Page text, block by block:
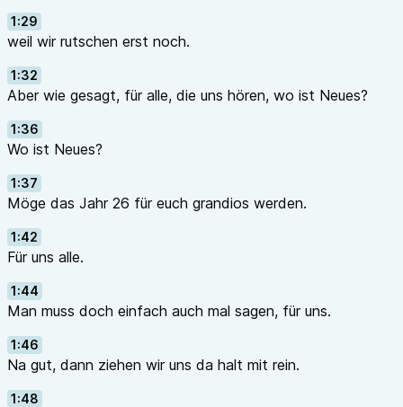
1:29
weil wir rutschen erst noch.
1:32
Aber wie gesagt, für alle, die uns hören, wo ist Neues?
1:36
Wo ist Neues?
1:37
Möge das Jahr 26 für euch grandios werden.
1:42
Für uns alle.
1:44
Man muss doch einfach auch mal sagen, für uns.
1:46
Na gut, dann ziehen wir uns da halt mit rein.
1:48